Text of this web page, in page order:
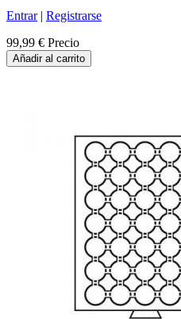
Entrar| Registrarse
99,99 € Precio
Añadir al carrito